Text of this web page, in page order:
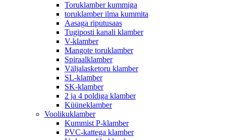
Toruklamber kummiga
toruklamber ilma kummita
Aasaga riputusaas
Tugiposti kanali klamber
V-klamber
Mangote toruklamber
Spiraalklamber
Väljalasketoru klamber
SL-klamber
SK-klamber
2 ja 4 poldiga klamber
Küüneklamber
Voolikuklamber
Kummist P-klamber
PVC-kattega klamber